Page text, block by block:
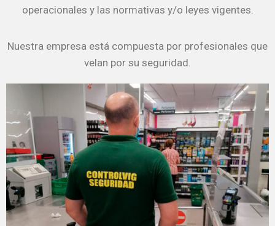
operacionales y las normativas y/o leyes vigentes.
Nuestra empresa está compuesta por profesionales que
velan por su seguridad.